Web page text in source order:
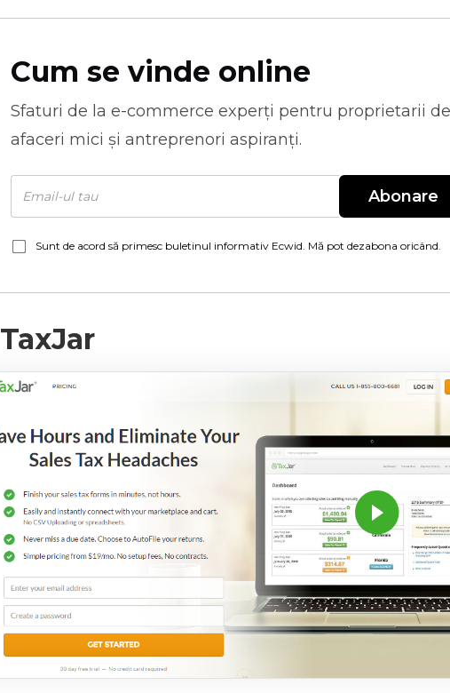
Cum se vinde online
Sfaturi de la e-commerce experți pentru proprietarii de
afaceri mici și antreprenori aspiranți.
Abonare
Sunt de acord să primesc buletinul informativ Ecwid. Mă pot dezabona oricând.
TaxJar